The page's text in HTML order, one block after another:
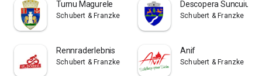
Turnu Magurele
Schubert & Franzke
Descopera Suncuius
Schubert & Franzke
Rennraderlebnis
Schubert & Franzke
Anif
Schubert & Franzke